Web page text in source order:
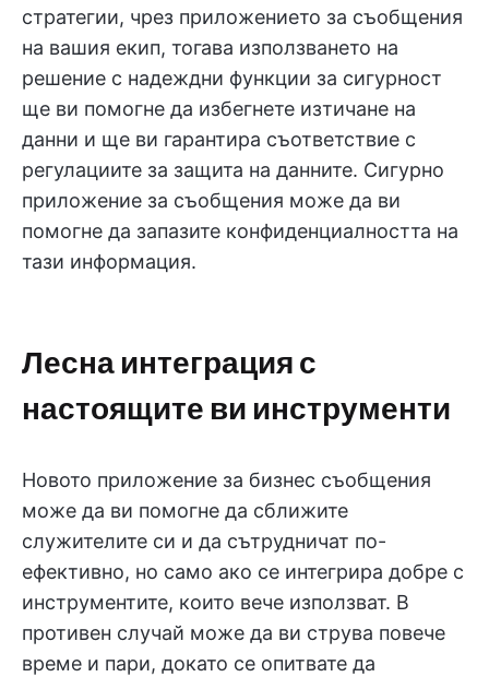
стратегии, чрез приложението за съобщения
на вашия екип, тогава използването на
решение с надеждни функции за сигурност
ще ви помогне да избегнете изтичане на
данни и ще ви гарантира съответствие с
регулациите за защита на данните. Сигурно
приложение за съобщения може да ви
помогне да запазите конфиденциалността на
тази информация.
Лесна интеграция с
настоящите ви инструменти
Новото приложение за бизнес съобщения
може да ви помогне да сближите
служителите си и да сътрудничат по-
ефективно, но само ако се интегрира добре с
инструментите, които вече използват. В
противен случай може да ви струва повече
време и пари, докато се опитвате да